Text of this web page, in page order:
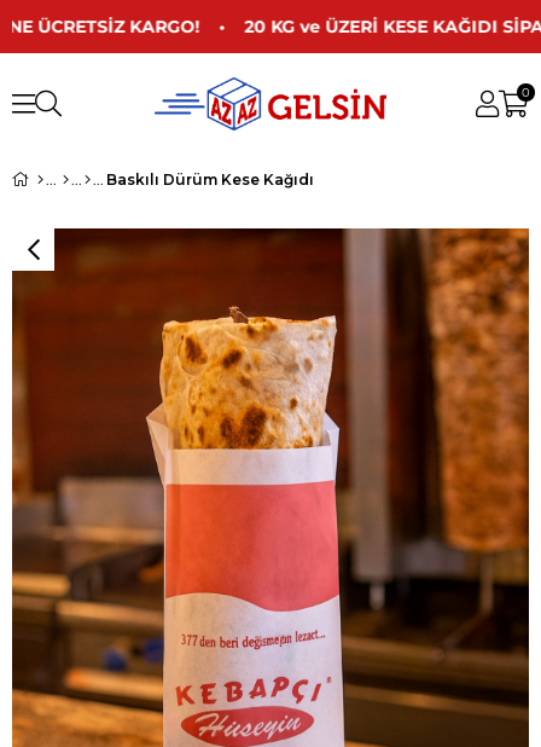
ÜCRETSİZ KARGO! • 20 KG ve ÜZERİ KESE KAĞIDI
0
Baskılı Dürüm Kese Kağıdı